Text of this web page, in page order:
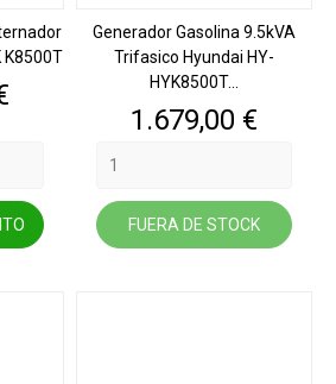
K8500T
Generador Gasolina 9.5kVA
Trifasico Hyundai HY-
HYK8500T...
Precio
1.679,00 €
FUERA DE STOCK